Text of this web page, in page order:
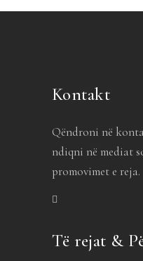
Kontakt
Qëndroni në
ndiqni në mediat
promovimet e reja.
Të rejat &